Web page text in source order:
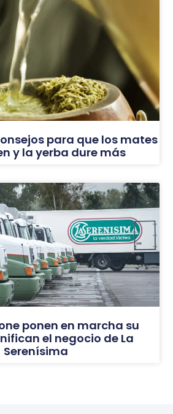
para que los mates
y la yerba dure más
ponen en marcha su
el negocio de La
Serenísima